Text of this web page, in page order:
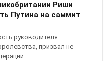
Риши
Путина на саммит
руководителя
призвал не